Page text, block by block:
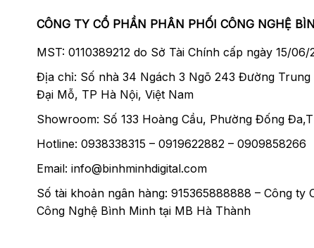
trang
sản
phẩm
CÔNG TY CỔ PHẦN PHÂN PHỐI CÔNG NGHỆ
MST: 0110389212 do Sở Tài Chính cấp ngày 15/06/
Địa chỉ: Số nhà 34 Ngách 3 Ngõ 243 Đường Trung
Đại Mỗ, TP Hà Nội, Việt Nam
Showroom: Số 133 Hoàng Cầu, Phường Đống
Hotline: 0938338315 – 0919622882 – 0909858266
Email: info@binhminhdigital.com
Số tài khoản ngân hàng: 915365888888 – Công ty
Công Nghệ Bình Minh tại MB Hà Thành